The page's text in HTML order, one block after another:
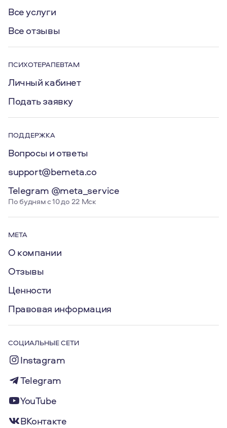
Все услуги
Все отзывы
ПСИХОТЕРАПЕВТАМ
Личный кабинет
Подать заявку
ПОДДЕРЖКА
Вопросы и ответы
support@bemeta.co
Telegram @meta_service
По будням с 10 до 22 Мск
МЕТА
О компании
Отзывы
Ценности
Правовая информация
СОЦИАЛЬНЫЕ СЕТИ
Instagram
Telegram
YouTube
ВКонтакте